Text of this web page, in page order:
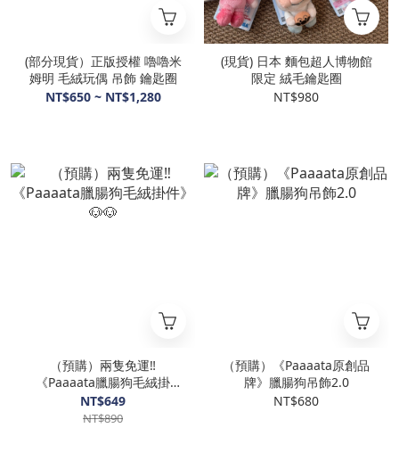
(部分現貨）正版授權 嚕嚕米
姆明 毛絨玩偶 吊飾 鑰匙圈
NT$650 ~ NT$1,280
(現貨) 日本 麵包超人博物館
限定 絨毛鑰匙圈
NT$980
（預購）兩隻免運‼️
《Paaaata臘腸狗毛絨掛
件》🐶🐶
NT$649
NT$890
（預購）《Paaaata原創品
牌》臘腸狗吊飾2.0
NT$680